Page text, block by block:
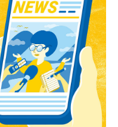
區，要求改善。保安工
家廠商，總酚及氯乙